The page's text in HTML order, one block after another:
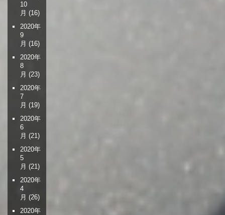
10
月 (16)
2020年
9
月 (16)
2020年
8
月 (23)
2020年
7
月 (19)
2020年
6
月 (21)
2020年
5
月 (21)
2020年
4
月 (26)
2020年